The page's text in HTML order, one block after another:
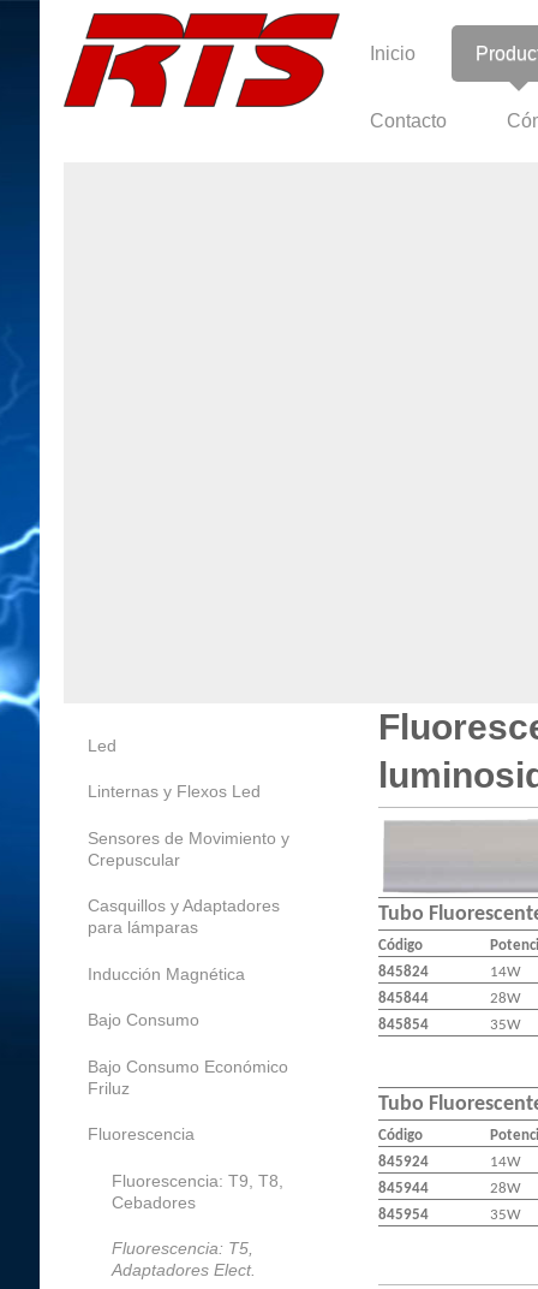
Inicio
Contacto
Tubo
Código
845824
14W
845844
28W
845854
35W
Tubo
Código
845924
14W
845944
28W
845954
35W
Led
Linternas y Flexos Led
Sensores de Movimiento y
Crepuscular
Casquillos y Adaptadores
para lámparas
Inducción Magnética
Bajo Consumo
Bajo Consumo Económico
Friluz
Fluorescencia
Fluorescencia: T9, T8,
Cebadores
Fluorescencia: T5,
Adaptadores Elect.